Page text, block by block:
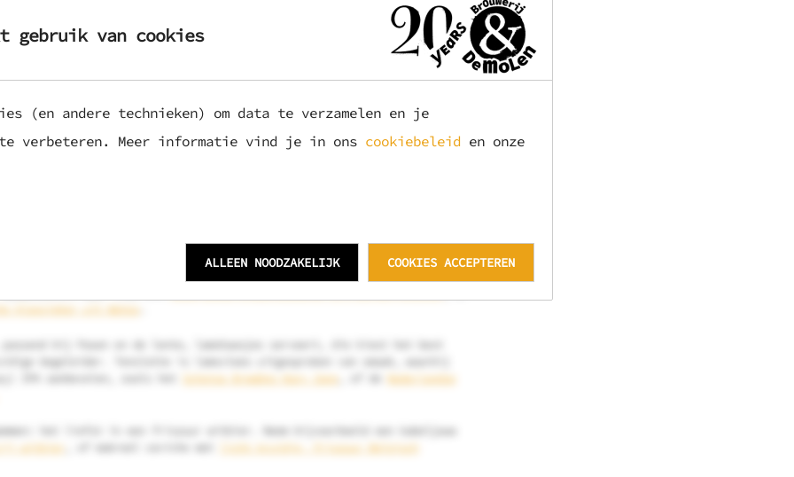
gebruik van cookies
(en andere technieken) om data te verzamelen en je
te verbeteren. Meer informatie vind je in ons cookiebeleid en onze
COOKIES ACCEPTEREN
ALLEEN NOODZAKELIJK
of de alcoholarme
BrewDog (Punk AF).
serveer je natuurlijk een gemengde schotel met bijvoorbeeld gevulde
worsten en salades. En daarbij is gewoon niets fijner dan een goed glas
van eenNederlands luxe pils, dat overigens ookalcoholvrijte krijgen
maar we zien steeds vaker gehaktbrood voorbijkomen bij het Paasdiner.
klassieker uit Watou
bij Pasen en de lente, lamshaasjes serveert, die kiest het best
begeleider. Tenslotte is lamsvlees uitgesproken van smaak, waarbij
Schotse BrewDog Hazy Jane
Nederlandse
het liefst in een friszuur witbier. Neem bijvoorbeeld een kabeljauw
witbier
licht kruidig, friszuur Belgisch